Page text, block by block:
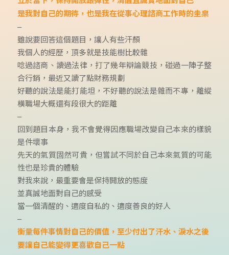
是我對自己的期待，也是我在從事心理諮商工作時的圭臬
–
雖說要回答這個題目，讓人有些汗顏
我個人的經歷，頂多就是技能樹比較雜
唸過諮商、讀過法律，打了幾年辯論競技，碰過一陣子整
合行銷，最近又讀了點財務規劃
好聽的說法是能打能坦，不好聽的說法是雜而不專，離縱
橫職場大概還有段很大的距離
–
回到題目本身，我不會覺得因應職場改變自己本來的樣貌
是件壞事
先天的氣質固然可貴，但嘗試不同於自己本來氣質的可能
性也是珍貴的體驗
對我來說，最重要會是保持開放的態度
並真誠地面對自己的感受
當一個清醒的、適度自私的、適度善良的好人
–
衡量每件事情對自己的價值，至少付出了汗水、淚水之後
要讓自己能變得更喜歡自己一點